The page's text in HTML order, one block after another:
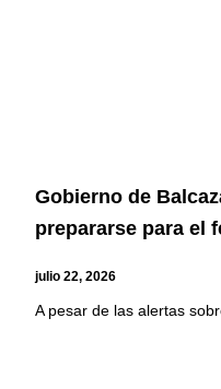
Gobierno de
prepararse para el
julio 22, 2026
A pesar de las alertas